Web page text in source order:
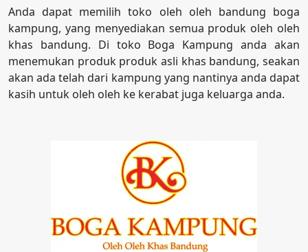
Anda dapat memilih toko oleh oleh bandung boga
kampung, yang menyediakan semua produk oleh oleh
khas bandung. Di toko Boga Kampung anda akan
menemukan produk produk asli khas bandung, seakan
akan ada telah dari kampung yang nantinya anda dapat
kasih untuk oleh oleh ke kerabat juga keluarga anda.